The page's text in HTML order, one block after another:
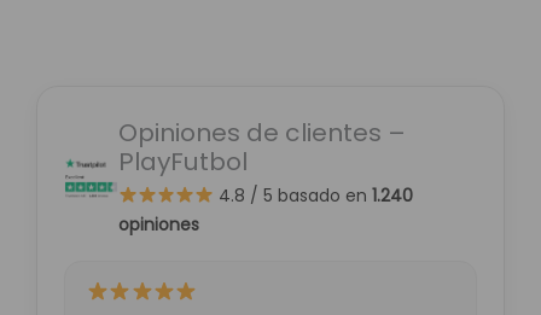
Opiniones de clientes –
PlayFutbol
4.8 / 5 basado en 1.240
opiniones